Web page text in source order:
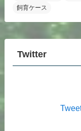
飼育ケース
Twitter